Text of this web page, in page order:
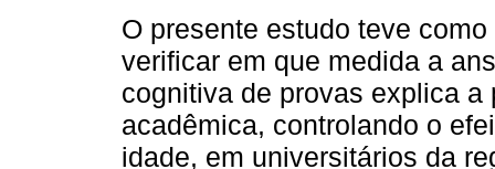
O presente estudo teve
verificar em que medida a
cognitiva de provas explica a
acadêmica, controlando o
idade, em universitários da